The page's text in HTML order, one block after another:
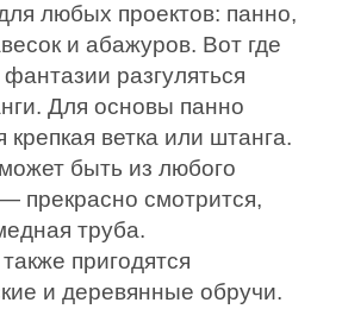
любых проектов: панно,
и абажуров. Вот где
разгуляться
Для основы панно
крепкая ветка или штанга.
быть из любого
прекрасно смотрится,
труба.
пригодятся
и деревянные обручи.